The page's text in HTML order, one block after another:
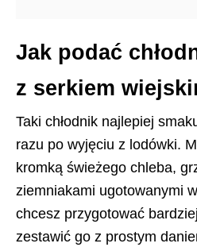
Jak podać
z serkiem
Taki chłodnik najlepiej
razu po wyjęciu z lodówki.
kromką świeżego chleba,
ziemniakami ugotowanymi
chcesz przygotować
zestawić go z prostym